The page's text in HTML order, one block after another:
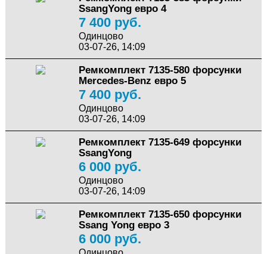
SsangYong евро 4
7 400 руб.
Одинцово
03-07-26, 14:09
Ремкомплект 7135-580 форсунки
Mercedes-Benz евро 5
7 400 руб.
Одинцово
03-07-26, 14:09
Ремкомплект 7135-649 форсунки
SsangYong
6 000 руб.
Одинцово
03-07-26, 14:09
Ремкомплект 7135-650 форсунки
Ssang Yong евро 3
6 000 руб.